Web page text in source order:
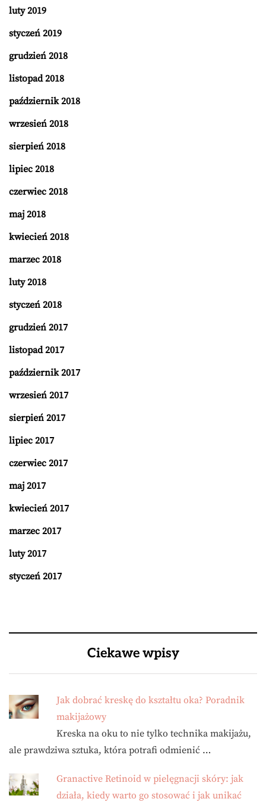
luty 2019
styczeń 2019
grudzień 2018
listopad 2018
październik 2018
wrzesień 2018
sierpień 2018
lipiec 2018
czerwiec 2018
maj 2018
kwiecień 2018
marzec 2018
luty 2018
styczeń 2018
grudzień 2017
listopad 2017
październik 2017
wrzesień 2017
sierpień 2017
lipiec 2017
czerwiec 2017
maj 2017
kwiecień 2017
marzec 2017
luty 2017
styczeń 2017
Ciekawe wpisy
Jak dobrać kreskę do kształtu oka? Poradnik
makijażowy
Kreska na oku to nie tylko technika makijażu,
ale prawdziwa sztuka, która potrafi odmienić …
Granactive Retinoid w pielęgnacji skóry: jak
działa, kiedy warto go stosować i jak unikać